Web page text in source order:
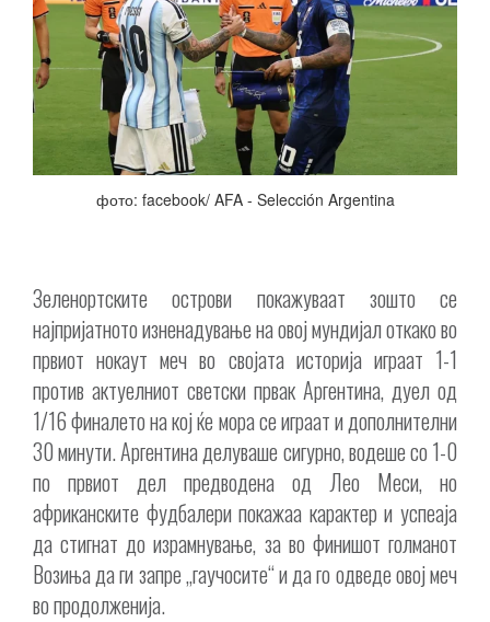
фото: facebook/ AFA - Selección Argentina
Зеленортските острови покажуваат зошто се
најпријатното изненадување на овој мундијал откако во
првиот нокаут меч во својата историја играат 1-1
против актуелниот светски првак Аргентина, дуел од
1/16 финалето на кој ќе мора се играат и дополнителни
30 минути. Аргентина делуваше сигурно, водеше со 1-0
по првиот дел предводена од Лео Меси, но
африканските фудбалери покажаа карактер и успеаја
да стигнат до израмнување, за во финишот голманот
Возиња да ги запре „гаучосите“ и да го одведе овој меч
во продолженија.